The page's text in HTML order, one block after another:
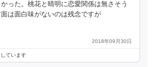
った。桃花と晴明に恋愛関係は無さそう
は面白味がないのは残念ですが
2018年09月30日
ています